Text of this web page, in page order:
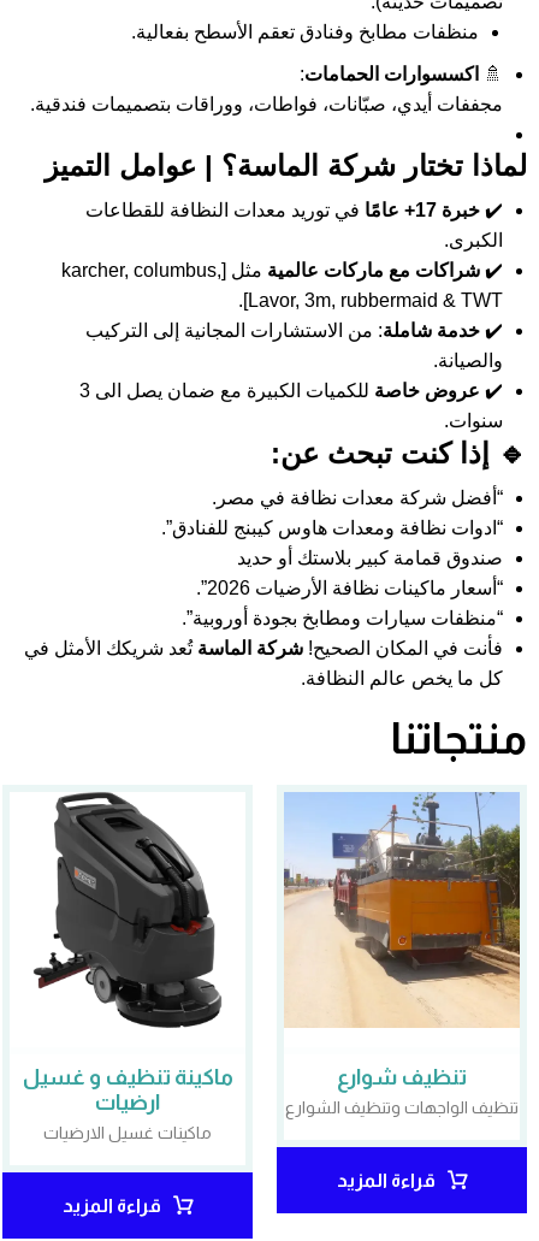
منظفات مطابخ وفنادق تعقم الأسطح بفعالية.
🚿 اكسسوارات الحمامات:
مجففات أيدي، صبّانات، فواطات، ووراقات بتصميمات فندقية.
لماذا تختار شركة الماسة؟ | عوامل التميز
✔️ خبرة 17+ عامًا
في توريد معدات النظافة للقطاعات
الكبرى.
✔️ شراكات مع ماركات عالمية
مثل [karcher, columbus,
Lavor, 3m, rubbermaid & TWT].
✔️ خدمة شاملة: من الاستشارات المجانية إلى التركيب
والصيانة.
✔️ عروض خاصة
للكميات الكبيرة مع ضمان يصل الى 3
سنوات.
🔹 إذا كنت تبحث عن:
“أفضل شركة معدات نظافة في مصر.
“ادوات نظافة ومعدات هاوس كيبنج للفنادق”.
صندوق قمامة كبير بلاستك أو حديد
“أسعار ماكينات نظافة الأرضيات 2026”.
“منظفات سيارات ومطابخ بجودة أوروبية”.
فأنت في المكان الصحيح! شركة الماسة تُعد شريكك الأمثل في
كل ما يخص عالم النظافة.
منتجاتنا
تنظيف شوارع
تنظيف الواجهات وتنظيف الشوارع
قراءة المزيد
ماكينة تنظيف و غسيل
ارضيات
ماكينات غسيل الارضيات
قراءة المزيد